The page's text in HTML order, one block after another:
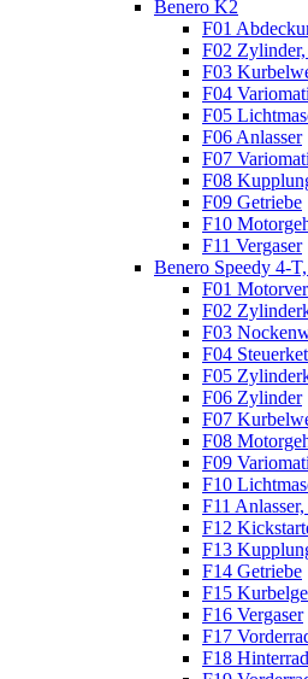
Benero K2
F01
F02
F03
F04
F05
F06 Anlasser
F07
F08
F09 Getriebe
F10
F11 Vergaser
Benero Speedy 4-
F01
F02
F03
F04
F05
F06 Zylinder
F07
F08
F09
F10
F11
F12
F13
F14 Getriebe
F15
F16 Vergaser
F17
F18 Hinterrad